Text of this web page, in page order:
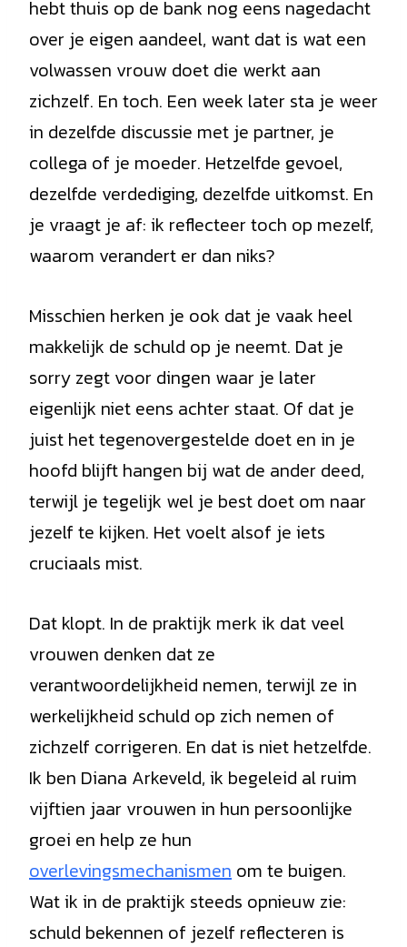
hebt thuis op de bank nog eens nagedacht
over je eigen aandeel, want dat is wat een
volwassen vrouw doet die werkt aan
zichzelf. En toch. Een week later sta je weer
in dezelfde discussie met je partner, je
collega of je moeder. Hetzelfde gevoel,
dezelfde verdediging, dezelfde uitkomst. En
je vraagt je af: ik reflecteer toch op mezelf,
waarom verandert er dan niks?
Misschien herken je ook dat je vaak heel
makkelijk de schuld op je neemt. Dat je
sorry zegt voor dingen waar je later
eigenlijk niet eens achter staat. Of dat je
juist het tegenovergestelde doet en in je
hoofd blijft hangen bij wat de ander deed,
terwijl je tegelijk wel je best doet om naar
jezelf te kijken. Het voelt alsof je iets
cruciaals mist.
Dat klopt. In de praktijk merk ik dat veel
vrouwen denken dat ze
verantwoordelijkheid nemen, terwijl ze in
werkelijkheid schuld op zich nemen of
zichzelf corrigeren. En dat is niet hetzelfde.
Ik ben Diana Arkeveld, ik begeleid al ruim
vijftien jaar vrouwen in hun persoonlijke
groei en help ze hun
overlevingsmechanismen om te buigen.
Wat ik in de praktijk steeds opnieuw zie:
schuld bekennen of jezelf reflecteren is